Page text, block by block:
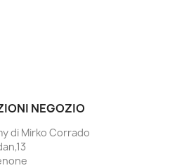
NEGOZIO
di Mirko Corrado